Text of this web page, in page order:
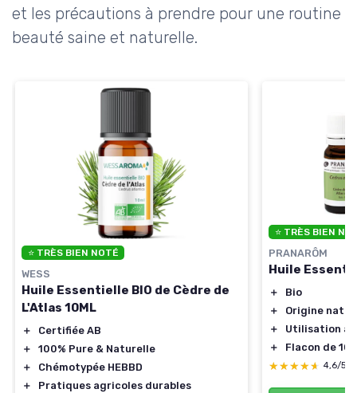
et les précautions à prendre pour une routine
beauté saine et naturelle.
⭐ TRÈS BIEN NOTÉ
WESS
Huile Essentielle BIO de Cèdre de
L'Atlas 10ML
＋
Certifiée AB
＋
100% Pure & Naturelle
＋
Chémotypée HEBBD
＋
Pratiques agricoles durables
⭐ TRÈS BIEN
PRANARÔM
Huile
＋
Bio
＋
Origine
＋
Utilisation
＋
Flacon de 10
★★★★★
★★★★★ 4,6/5